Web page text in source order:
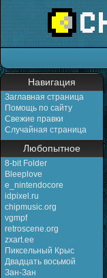
Навигация
Заглавная страница
Помощь по сайту
Свежие правки
Случайная страница
Любопытное
8-bit Folder
Bleeplove
e_nintendocore
idpixel.ru
chipmusic.org
vgmpf
retroscene.org
zxart.ee
Пиксельный Крыс
Двадцать восьмой
Зан-Зан